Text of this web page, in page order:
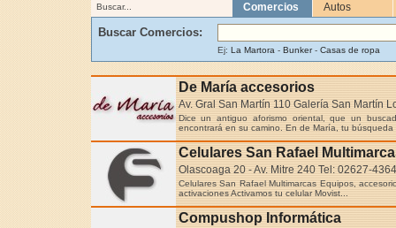
Buscar... Comercios Autos
Buscar Comercios:
Ej: La Martora - Bunker- Casas de ropa
De María accesorios
Av. Gral San Martín 110 Galería San Martín
Dice un antiguo aforismo oriental, que un
encontrará en su camino. En de María, tu búsqueda
Celulares San Rafael
Olascoaga 20 - Av. Mitre 240 Tel: 02627-
Celulares San Rafael Multimarcas Equipos,
activaciones Activamos tu celular Movist...
Compushop Informática